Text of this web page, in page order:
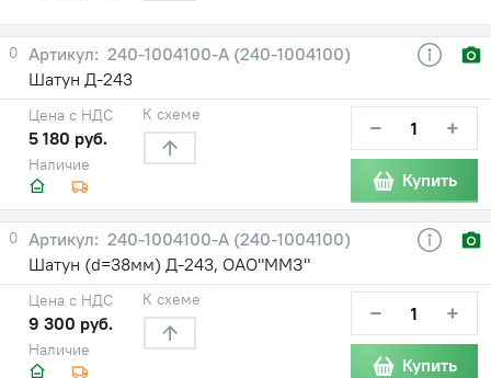
0
240-1004100-А (240-1004100)
Шатун Д-243
Наличие
Цена с НДС
5 180 руб.
К схеме − +
Купить
0
240-1004100-А (240-1004100)
Шатун (d=38мм) Д-243, ОАО"ММЗ"
Наличие
Цена с НДС
9 300 руб.
К схеме − +
Купить